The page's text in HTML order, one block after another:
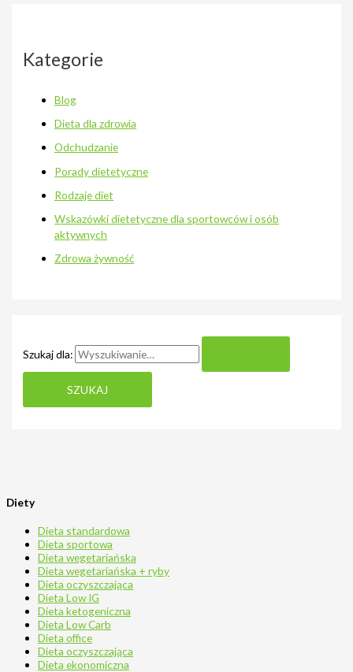
Kategorie
Blog
Dieta dla zdrowia
Odchudzanie
Porady dietetyczne
Rodzaje diet
Wskazówki dietetyczne dla sportowców i osób
aktywnych
Zdrowa żywność
Szukaj dla:
Diety
Dieta standardowa
Dieta sportowa
Dieta wegetariańska
Dieta wegetariańska + ryby
Dieta oczyszczająca
Dieta Low IG
Dieta ketogeniczna
Dieta Low Carb
Dieta office
Dieta oczyszczająca
Dieta ekonomiczna